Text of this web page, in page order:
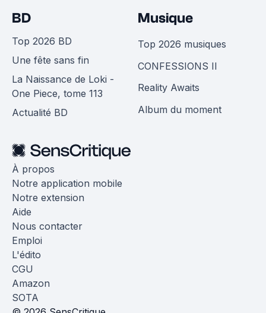
BD
Top 2026 BD
Une fête sans fin
La Naissance de Loki -
One Piece, tome 113
Actualité BD
Musique
Top 2026 musiques
CONFESSIONS II
Reality Awaits
Album du moment
À propos
Notre application mobile
Notre extension
Aide
Nous contacter
Emploi
L'édito
CGU
Amazon
SOTA